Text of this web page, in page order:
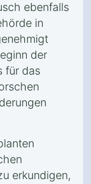
ebenfalls
in
der
für das
erkundigen,